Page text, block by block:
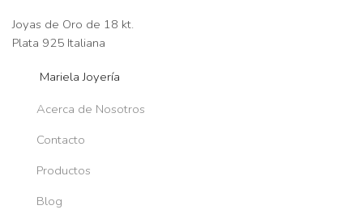
Joyas de Oro de 18 kt.
Plata 925 Italiana
Mariela Joyería
Acerca de Nosotros
Contacto
Productos
Blog